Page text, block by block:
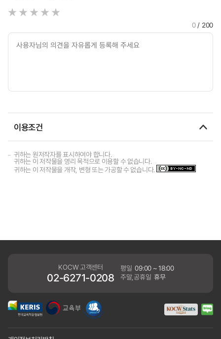
0/ 200
이용조건
귀하는 원저작자를 표시하여야 합니다.
귀하는 이 저작물을 영리 목적으로 이용할 수 없습니다.
귀하는 이 저작물을 개작, 변형 또는 가공할 수 없습니다.
KOCW 고객센터
02-6271-0208
평일 09:00 ~ 18:00
주말,공휴일 휴무